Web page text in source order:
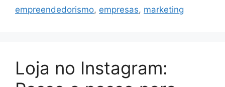
empreendedorismo, empresas, marketing
Loja no Instagram: